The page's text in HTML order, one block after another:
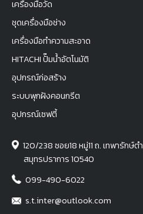
เครื่องมือวัด
ชุดเครื่องมือช่าง
เครื่องมือทำความสะอาด
HITACHI ปั๊มน้ำอัตโนมัติ
อุปกรณ์ก่อสร้าง
ระบบพุกฝังคอนกรีต
อุปกรณ์เซฟตี้
120/238 ซอย18 หมู่11 ถ. เทพารักษ์
สมุทรปราการ 10540
099-490-6022
s.t.inter@outlook.com